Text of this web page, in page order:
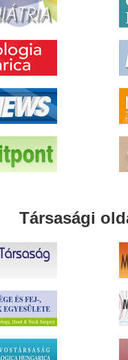
Társasági